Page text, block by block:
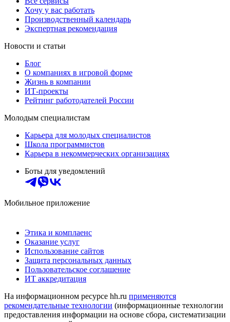
Хочу у вас работать
Производственный календарь
Экспертная рекомендация
Новости и статьи
Блог
О компаниях в игровой форме
Жизнь в компании
ИТ-проекты
Рейтинг работодателей России
Молодым специалистам
Карьера для молодых специалистов
Школа программистов
Карьера в некоммерческих организациях
Боты для уведомлений
Мобильное приложение
Этика и комплаенс
Оказание услуг
Использование сайтов
Защита персональных данных
Пользовательское соглашение
ИТ аккредитация
На информационном ресурсе hh.ru применяются
рекомендательные технологии (информационные технологии
предоставления информации на основе сбора, систематизации